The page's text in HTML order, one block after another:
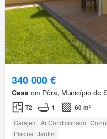
340 000 €
Casa em Pêra, Município de
T2 1 60 m²
Garajem Ar Condicionado
Piscina Jardim